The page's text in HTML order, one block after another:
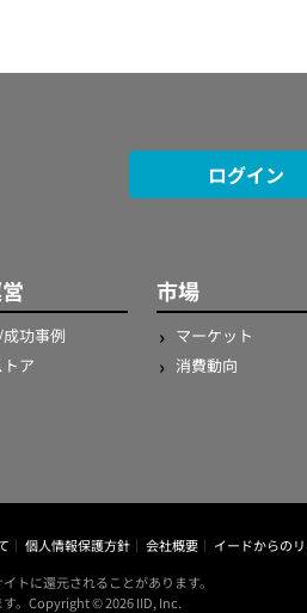
ログイン
功事例
ア
市場
マーケット
消費動向
個人情報保護方針 会社概要
イードからの
トに還元されることがあります。
。Copyright © 2026 IID, Inc.